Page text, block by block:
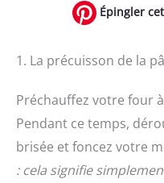
Épingler
1. La précuisson de la
Préchauffez votre four
Pendant ce temps,
brisée et foncez votre
: cela signifie